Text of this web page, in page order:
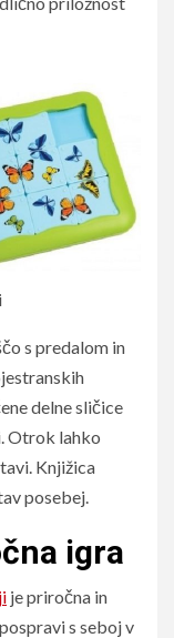
s predalom in
delne sličice
Otrok lahko
Knjižica
posebej.
igra
je priročna in
s seboj v